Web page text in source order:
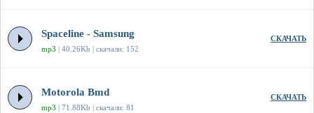
Spaceline - Samsung
mp3 | 40.26Kb | скачали: 152
СКАЧАТЬ
Motorola Bmd
mp3 | 71.88Kb | скачали: 81
СКАЧАТЬ